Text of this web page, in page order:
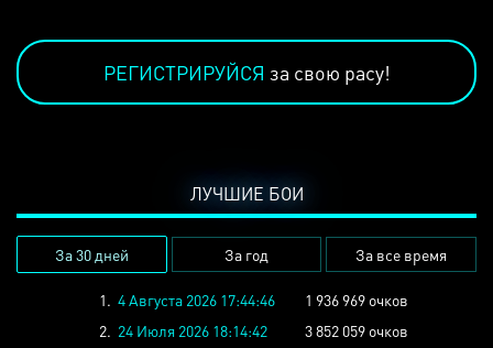
РЕГИСТРИРУЙСЯ за свою расу!
ЛУЧШИЕ БОИ
За 30 дней За год За все время
1. 4 Августа 2026 17:44:46
1 936 969 очков
2. 24 Июля 2026 18:14:42
3 852 059 очков